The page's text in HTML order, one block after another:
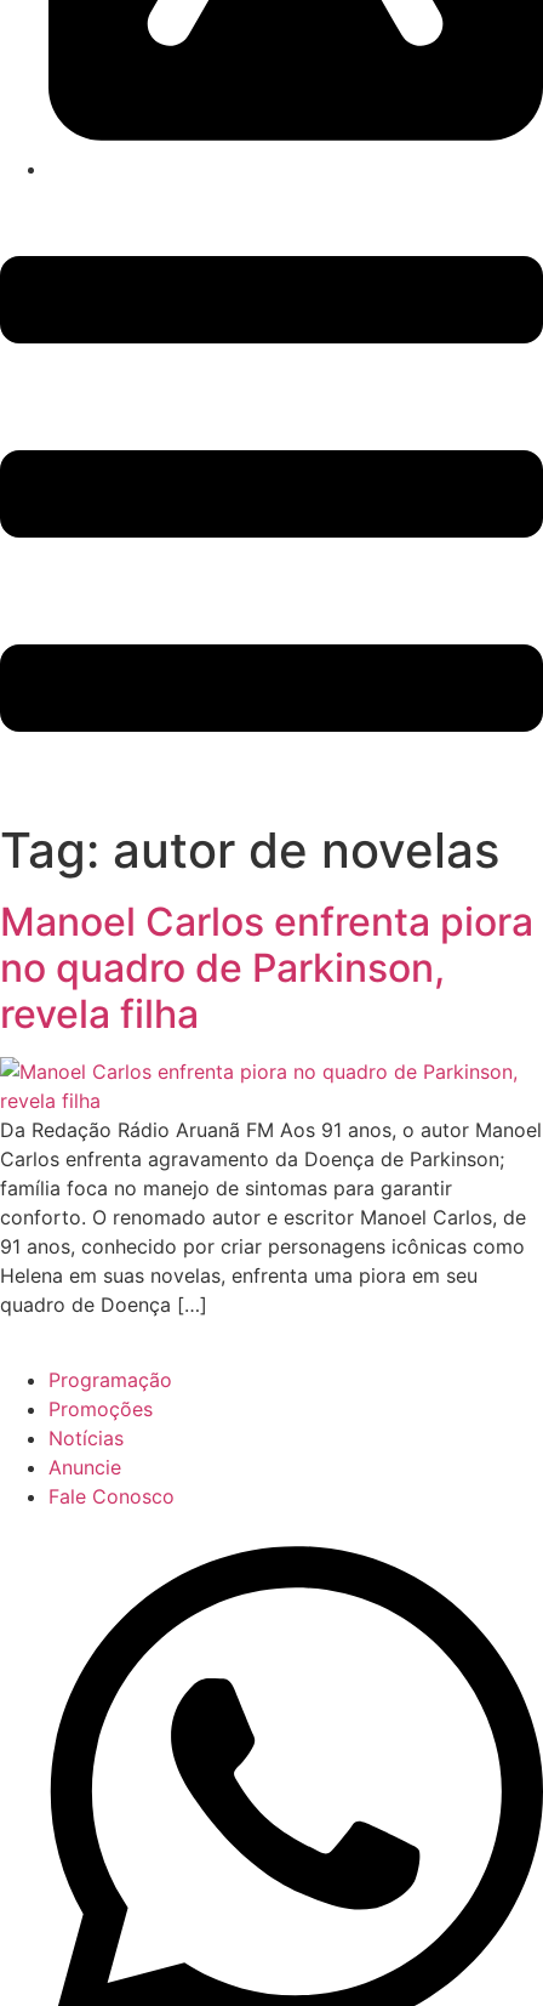
Tag: autor de novelas
Manoel Carlos enfrenta piora
no quadro de Parkinson,
revela filha
Da Redação Rádio Aruanã FM Aos 91 anos, o autor Manoel
Carlos enfrenta agravamento da Doença de Parkinson;
família foca no manejo de sintomas para garantir
conforto. O renomado autor e escritor Manoel Carlos, de
91 anos, conhecido por criar personagens icônicas como
Helena em suas novelas, enfrenta uma piora em seu
quadro de Doença […]
Programação
Promoções
Notícias
Anuncie
Fale Conosco